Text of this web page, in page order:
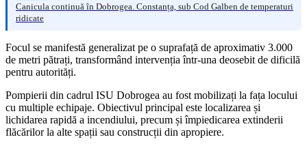
Canicula continuă în Dobrogea. Constanța, sub Cod Galben de temperaturi
ridicate
Focul se manifestă generalizat pe o suprafață de aproximativ 3.000
de metri pătrați, transformând intervenția într-una deosebit de dificilă
pentru autorități.
Pompierii din cadrul ISU Dobrogea au fost mobilizați la fața locului
cu multiple echipaje. Obiectivul principal este localizarea și
lichidarea rapidă a incendiului, precum și împiedicarea extinderii
flăcărilor la alte spații sau construcții din apropiere.